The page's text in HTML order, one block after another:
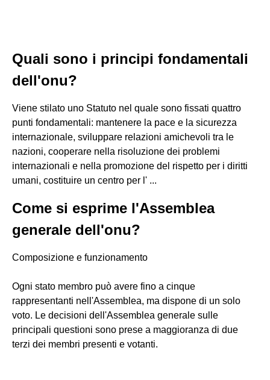
Quali sono i principi fondamentali
dell'onu?
Viene stilato uno Statuto nel quale sono fissati quattro
punti fondamentali: mantenere la pace e la sicurezza
internazionale, sviluppare relazioni amichevoli tra le
nazioni, cooperare nella risoluzione dei problemi
internazionali e nella promozione del rispetto per i diritti
umani, costituire un centro per l' ...
Come si esprime l'Assemblea
generale dell'onu?
Composizione e funzionamento
Ogni stato membro può avere fino a cinque
rappresentanti nell'Assemblea, ma dispone di un solo
voto. Le decisioni dell'Assemblea generale sulle
principali questioni sono prese a maggioranza di due
terzi dei membri presenti e votanti.